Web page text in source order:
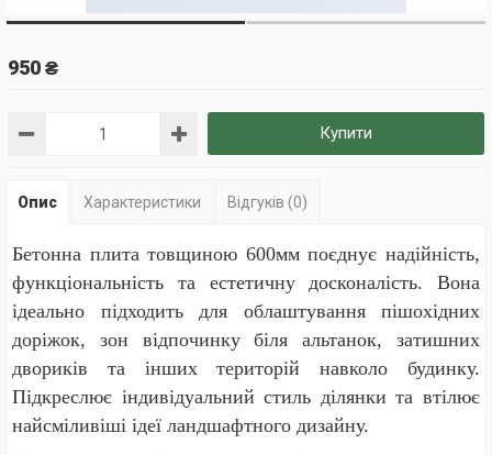
950 ₴
Купити
Опис Характеристики Відгуків (0)
Бетонна плита товщиною 600мм поєднує надійність,
функціональність та естетичну досконалість. Вона
ідеально підходить для облаштування пішохідних
доріжок, зон відпочинку біля альтанок, затишних
двориків та інших територій навколо будинку.
Підкреслює індивідуальний стиль ділянки та втілює
найсміливіші ідеї ландшафтного дизайну.